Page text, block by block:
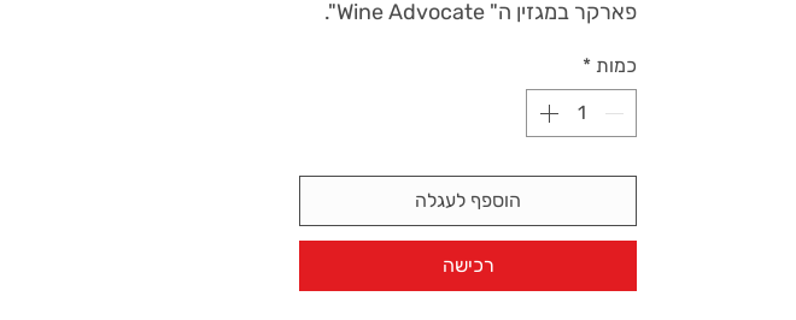
פארקר במגזין ה" Wine Advocate".
כמות *
הוספף לעגלה
רכישה